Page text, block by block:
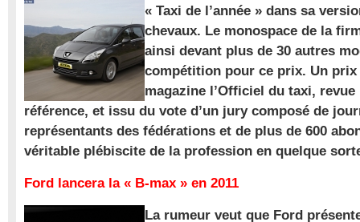
« Taxi de l’année » dans sa
chevaux. Le monospace de la
ainsi devant plus de 30 autres
compétition pour ce prix. Un
magazine l’Officiel du taxi,
référence, et issu du vote d’un jury composé de
représentants des fédérations et de plus de 600
véritable plébiscite de la profession en quelque
Ford lancera la « B-max » en 2011
La rumeur veut que Ford